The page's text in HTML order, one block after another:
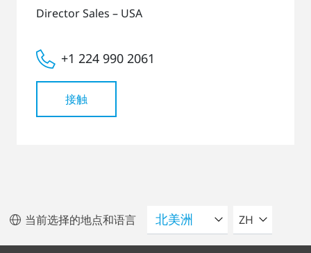
Director Sales – USA
+1 224 990 2061
接触
当前选择的地点和语言 请选择语言
ZH